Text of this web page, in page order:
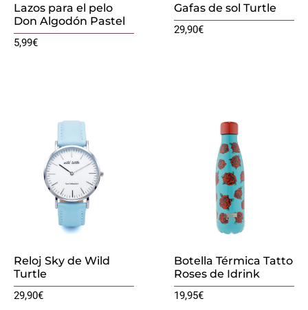
Lazos para el pelo
Don Algodón Pastel
5,99€
Gafas de sol Turtle
29,90€
Reloj Sky de Wild
Turtle
29,90€
Botella Térmica Tatto
Roses de Idrink
19,95€